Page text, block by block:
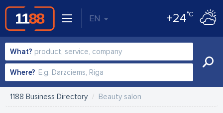
EN +24°C
What?
Where?
1188 Business Directory Beauty salon